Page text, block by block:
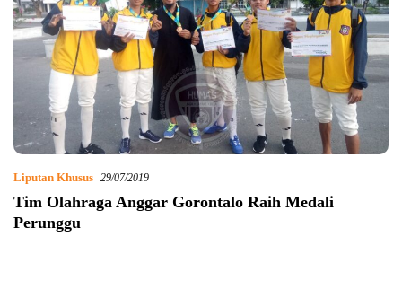
Liputan Khusus 29/07/2019
Tim Olahraga Anggar Gorontalo Raih Medali
Perunggu